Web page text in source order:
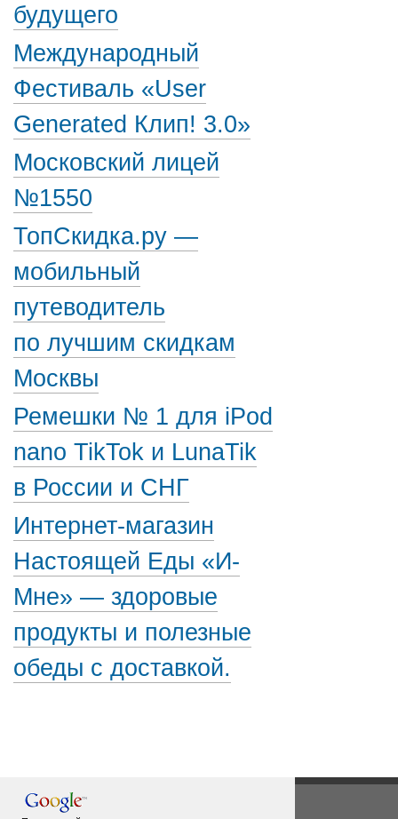
будущего
Международный
Фестиваль «User
Generated Клип! 3.0»
Московский лицей
№1550
ТопСкидка.ру —
мобильный
путеводитель
по лучшим скидкам
Москвы
Ремешки № 1 для iPod
nano TikTok и LunaTik
в России и СНГ
Интернет-магазин
Настоящей Еды «И-
Мне» — здоровые
продукты и полезные
обеды с доставкой.